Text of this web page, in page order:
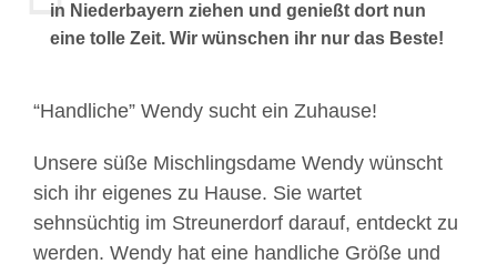
in Niederbayern ziehen und genießt dort nun
eine tolle Zeit. Wir wünschen ihr nur das Beste!
“Handliche” Wendy sucht ein Zuhause!
Unsere süße Mischlingsdame Wendy wünscht
sich ihr eigenes zu Hause. Sie wartet
sehnsüchtig im Streunerdorf darauf, entdeckt zu
werden. Wendy hat eine handliche Größe und